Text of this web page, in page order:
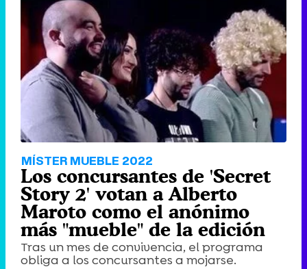
MÍSTER MUEBLE 2022
Los concursantes de 'Secret
Story 2' votan a Alberto
Maroto como el anónimo
más "mueble" de la edición
Tras un mes de convivencia, el programa
obliga a los concursantes a mojarse.